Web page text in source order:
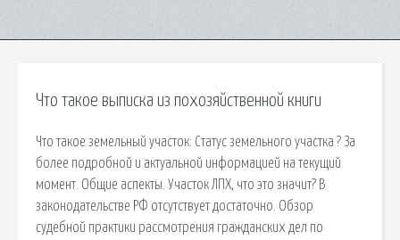
Что такое выписка из похозяйственной книги
Что такое земельный участок: Статус земельного участка ? За
более подробной и актуальной информацией на текущий
момент. Общие аспекты. Участок ЛПХ, что это значит? В
законодательстве РФ отсутствует достаточно. Обзор
судебной практики рассмотрения гражданских дел по